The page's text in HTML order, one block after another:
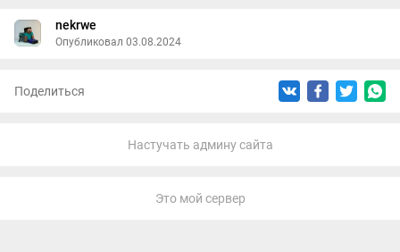
nekrwe
Опубликовал 03.08.2024
Поделиться
Настучать админу сайта
Это мой сервер